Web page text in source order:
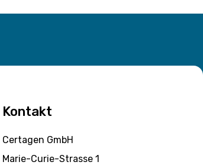
Kontakt
Certagen GmbH
Marie-Curie-Strasse 1